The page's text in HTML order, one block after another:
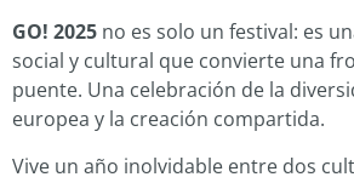
GO! 2025 no es solo un festival: es
social y cultural que convierte una
puente. Una celebración de la
europea y la creación compartida.
Vive un año inolvidable entre dos